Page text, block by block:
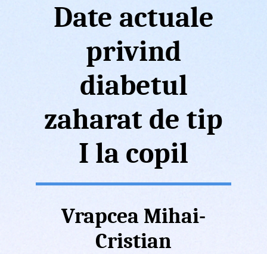
Date actuale
privind
diabetul
zaharat de tip
I la copil
Vrapcea Mihai-
Cristian